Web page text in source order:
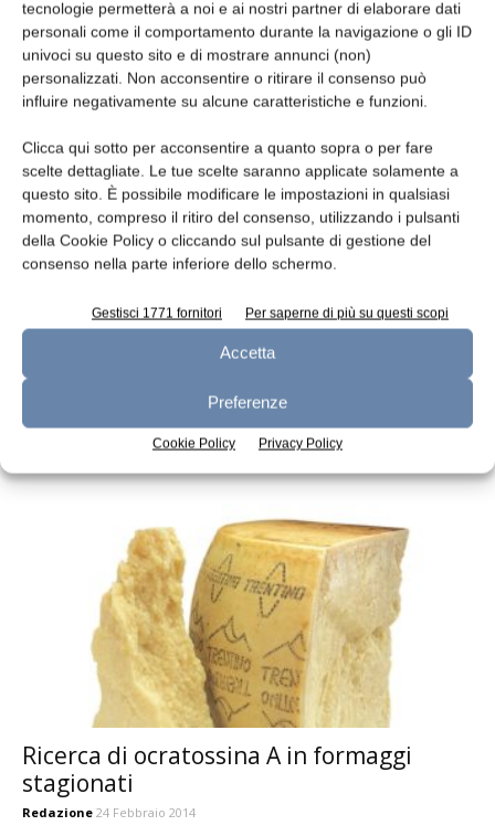
tecnologie permetterà a noi e ai nostri partner di elaborare dati
personali come il comportamento durante la navigazione o gli ID
univoci su questo sito e di mostrare annunci (non)
personalizzati. Non acconsentire o ritirare il consenso può
influire negativamente su alcune caratteristiche e funzioni.
Clicca qui sotto per acconsentire a quanto sopra o per fare
scelte dettagliate. Le tue scelte saranno applicate solamente a
questo sito. È possibile modificare le impostazioni in qualsiasi
momento, compreso il ritiro del consenso, utilizzando i pulsanti
della Cookie Policy o cliccando sul pulsante di gestione del
consenso nella parte inferiore dello schermo.
Gestisci 1771 fornitori Per saperne di più su questi scopi
Accetta
Preferenze
Cookie Policy Privacy Policy
Infezioni di E. coli STEC da formaggi a
latte crudo
Redazione 21 Febbraio 2014
Caglio vegetale nella produzione di un
formaggio tipico
Ricerca di ocratossina A in formaggi
stagionati
Redazione 24 Febbraio 2014